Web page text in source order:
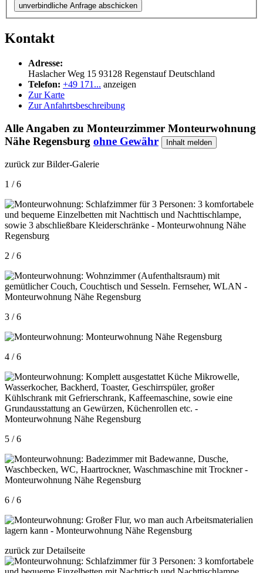
unverbindliche Anfrage abschicken
Kontakt
Adresse:
Haslacher Weg 15 93128 RegenstaufDeutschland
Telefon: +49 171... anzeigen
Zur Karte
Zur Anfahrtsbeschreibung
Alle Angaben zu Monteurzimmer Monteurwohnung
Nähe Regensburg ohne Gewähr Inhalt melden
zurück zur Bilder-Galerie
1 / 6
2 / 6
3 / 6
4 / 6
5 / 6
6 / 6
zurück zur Detailseite